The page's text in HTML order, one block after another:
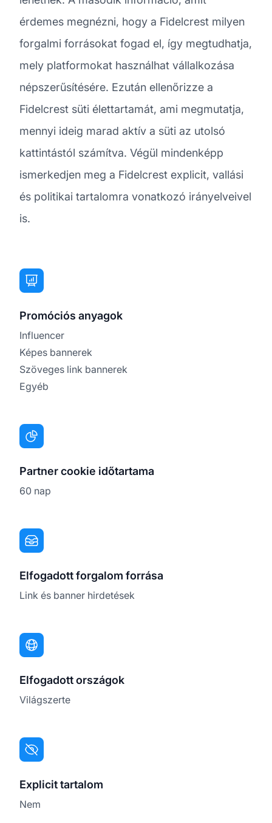
érdemes megnézni, hogy a Fidelcrest milyen
forgalmi forrásokat fogad el, így megtudhatja,
mely platformokat használhat vállalkozása
népszerűsítésére. Ezután ellenőrizze a
Fidelcrest süti élettartamát, ami megmutatja,
mennyi ideig marad aktív a süti az utolsó
kattintástól számítva. Végül mindenképp
ismerkedjen meg a Fidelcrest explicit, vallási
és politikai tartalomra vonatkozó irányelveivel
is.
Promóciós anyagok
Influencer
Képes bannerek
Szöveges link bannerek
Egyéb
Partner cookie időtartama
60 nap
Elfogadott forgalom forrása
Link és banner hirdetések
Elfogadott országok
Világszerte
Explicit tartalom
Nem